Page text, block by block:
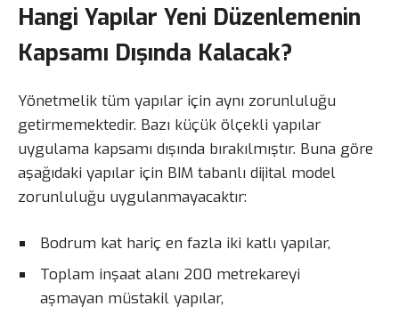
Hangi Yapılar Yeni Düzenlemenin
Kapsamı Dışında Kalacak?
Yönetmelik tüm yapılar için aynı zorunluluğu
getirmemektedir. Bazı küçük ölçekli yapılar
uygulama kapsamı dışında bırakılmıştır. Buna göre
aşağıdaki yapılar için BIM tabanlı dijital model
zorunluluğu uygulanmayacaktır:
Bodrum kat hariç en fazla iki katlı yapılar,
Toplam inşaat alanı 200 metrekareyi
aşmayan müstakil yapılar,